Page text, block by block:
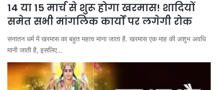
14 या 15 मार्च से शुरू होगा खरमास! शादियों
समेत सभी मांगलिक कार्यों पर लगेगी रोक
सनातन धर्म में खरमास का बहुत महत्व माना जाता है. खरमास एक माह की अशुभ अवधि
मानी जाती है, इसलिए…